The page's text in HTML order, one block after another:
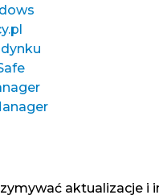
aktualizacje i